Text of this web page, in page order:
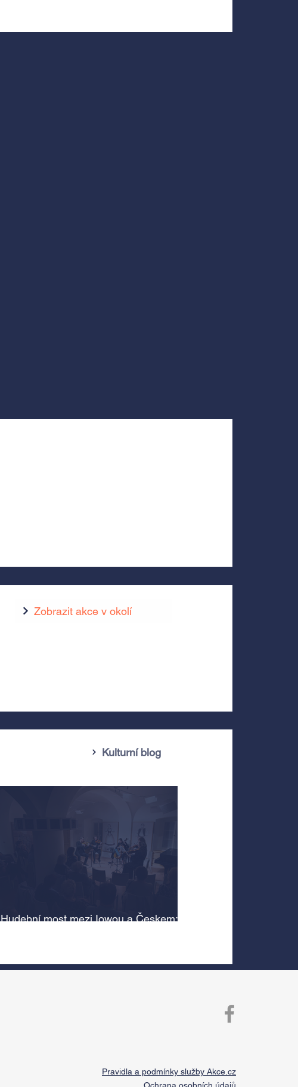
Zobrazit akce v okolí
Kulturní blog
Hudební most mezi Iowou a Českem:
Pravidla a podmínky služby Akce.cz